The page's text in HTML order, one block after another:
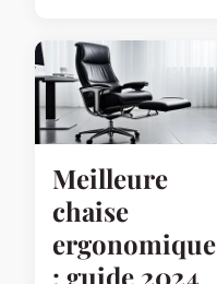
Meilleure
chaise
ergonomique
: guide 2024